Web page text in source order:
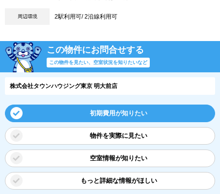
周辺環境 2駅利用可/ 2沿線利用可
この物件にお問合せする
この物件を見たい、空室状況を知りたいなど
株式会社タウンハウジング東京 明大前店
初期費用が知りたい
物件を実際に見たい
空室情報が知りたい
もっと詳細な情報がほしい